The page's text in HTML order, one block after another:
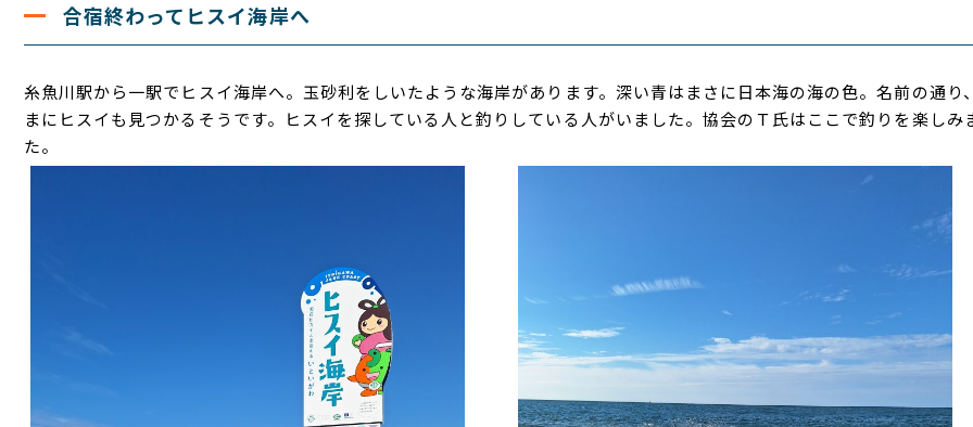
合宿終わってヒスイ海岸へ
糸魚川駅から一駅でヒスイ海岸へ。玉砂利をしいたような海岸があります。深い青はまさに日本海の海の色。名前の通り
まにヒスイも見つかるそうです。ヒスイを探している人と釣りしている人がいました。協会のＴ氏はここで釣りを楽しみ
た。